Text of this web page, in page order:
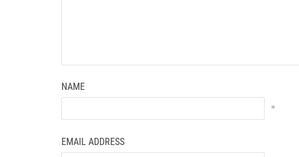
NAME
*
EMAIL ADDRESS